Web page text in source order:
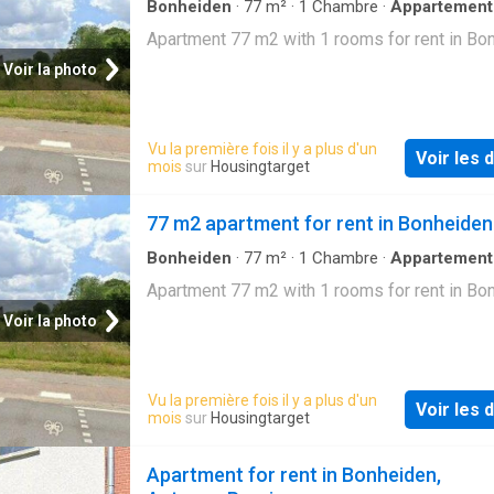
lange termijn Interesse? Bel ons v
en achteraan een terras. Aan de achterzijde is
terras volledig op het zuiden gericht. Overal
er keramische parkettegels, wat het geheel
Voir la photo
Bonheiden · 77 m² · 1 Chambre · Appartement
Apartment 77 m2 with 1 rooms for rent in
Vu la première fois il y a plus d'un
mois sur Housingtarget Voir les
Voir la photo
77 m2 apartment for rent in Bonheiden
Bonheiden · 77 m² · 1 Chambre · Appartement
Apartment 77 m2 with 1 rooms for rent in
Vu la première fois il y a plus d'un
mois sur Housingtarget Voir les
Apartment for rent in Bonheiden,